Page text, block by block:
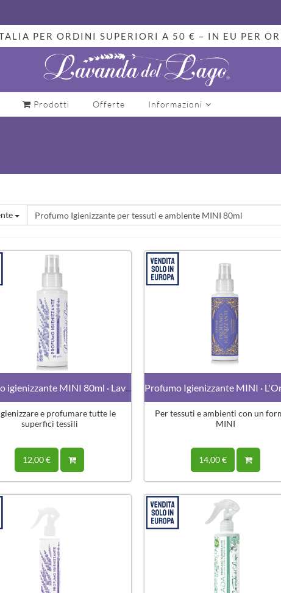
PER ORDINI SUPERIORI A 50 € – IN EU PER
Prodotti Offerte Informazioni
Profumo igienizzante MINI 80ml · Lavanda
e profumare tutte le
superfici tessili
12,00 €
Per tessuti e ambienti con un
MINI
14,00 €